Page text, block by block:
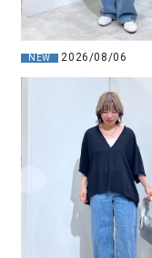
NEW 2026/08/06